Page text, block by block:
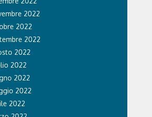
2022
2022
2022
2022
2022
2022
2022
2022